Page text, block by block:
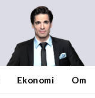
Ekonomi Om